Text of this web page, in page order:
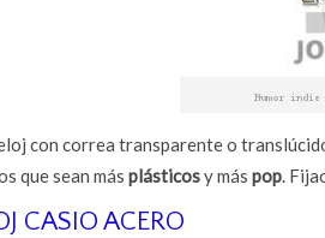
con correa transparente o
que sean más plásticosy más pop.
CASIO ACERO